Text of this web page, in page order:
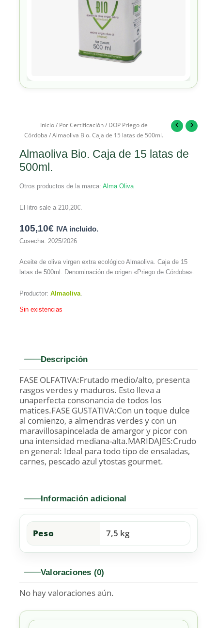
Inicio/ Por Certificación/ DOP Priego de
Córdoba / Almaoliva Bio. Caja de 15 latas de 500ml.
Almaoliva Bio. Caja de 15 latas de
500ml.
Otros productos de la marca: Alma Oliva
El litro sale a 210,20€
105,10€ IVA incluido.
Cosecha: 2025/2026
Aceite de oliva virgen extra ecológico Almaoliva. Caja de 15
latas de 500ml. Denominación de origen «Priego de Córdoba».
Productor: Almaoliva
Sin existencias
Descripción
FASE OLFATIVA:Frutado medio/alto, presenta
rasgos verdes y maduros. Esto lleva a
unaperfecta consonancia de todos los
matices.FASE GUSTATIVA:Con un toque dulce
al comienzo, a almendras verdes y con un
maravillosapincelada de amargor y picor con
una intensidad mediana-alta.MARIDAJES:Crudo
en general: Ideal para todo tipo de ensaladas,
carnes, pescado azul ytostas gourmet.
Información adicional
Peso 7,5 kg
Valoraciones (0)
No hay valoraciones aún.